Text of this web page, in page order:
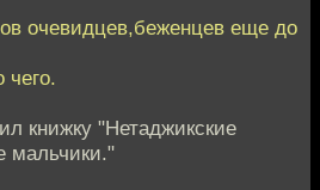
очевидцев,беженцев еще до
чего.
книжку "Нетаджикские
мальчики."